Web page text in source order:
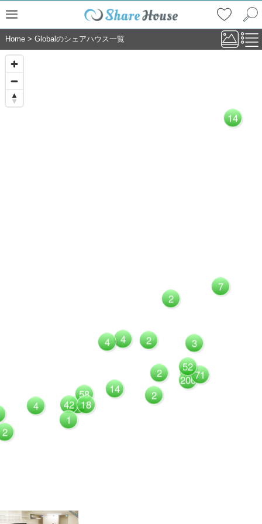
Home > Globalのシェアハウス一覧
1081
200
122
71
42
52
58
14
14
4
7
2
2
4
3
4
18
1
2
2
2